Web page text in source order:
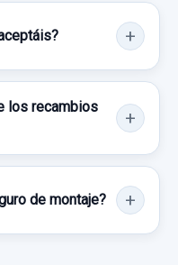
IZQUIERDA
CABLES
los recambios
de montaje?